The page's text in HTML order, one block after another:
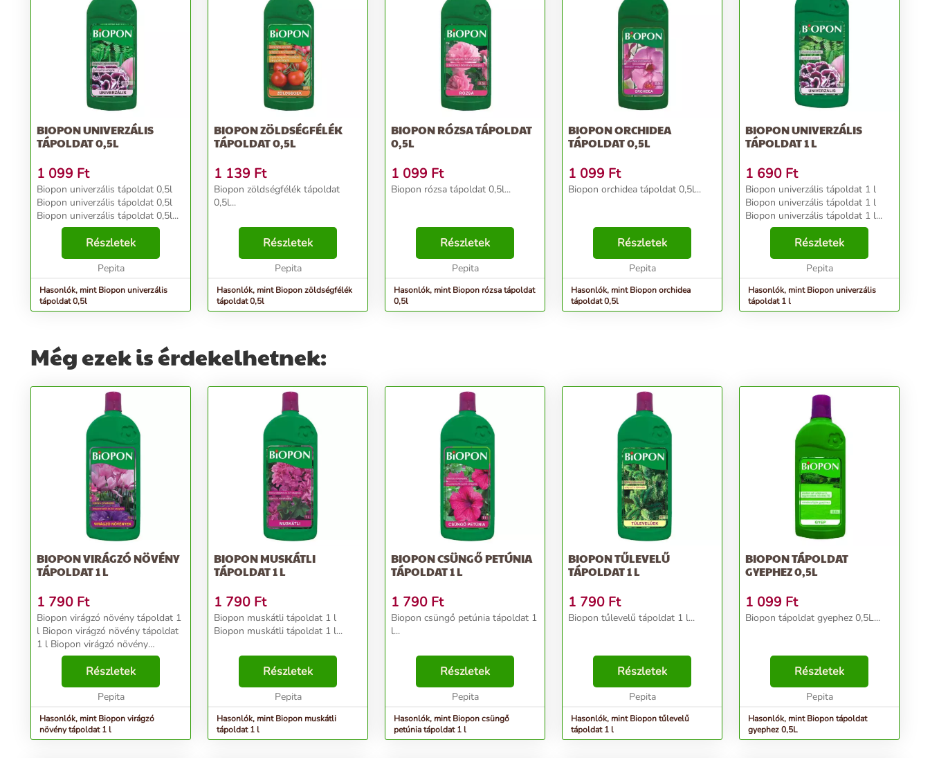
BIOPON UNIVERZÁLIS
TÁPOLDAT 0,5L
1 099 Ft
Biopon univerzális tápoldat 0,5l
Biopon univerzális tápoldat 0,5l
Biopon univerzális tápoldat 0,5l...
Részletek
Pepita
Hasonlók, mint Biopon univerzális
tápoldat 0,5l
BIOPON ZÖLDSÉGFÉLÉK
TÁPOLDAT 0,5L
1 139 Ft
Biopon zöldségfélék tápoldat
0,5l...
Részletek
Pepita
Hasonlók, mint Biopon zöldségfélék
tápoldat 0,5l
BIOPON RÓZSA TÁPOLDAT
0,5L
1 099 Ft
Biopon rózsa tápoldat 0,5l...
Részletek
Pepita
Hasonlók, mint Biopon rózsa tápoldat
0,5l
BIOPON ORCHIDEA
TÁPOLDAT 0,5L
1 099 Ft
Biopon orchidea tápoldat 0,5l...
Részletek
Pepita
Hasonlók, mint Biopon orchidea
tápoldat 0,5l
BIOPON UNIVERZÁLIS
TÁPOLDAT 1 L
1 690 Ft
Biopon univerzális tápoldat 1 l
Biopon univerzális tápoldat 1 l
Biopon univerzális tápoldat 1 l...
Részletek
Pepita
Hasonlók, mint Biopon univerzális
tápoldat 1 l
Még ezek is érdekelhetnek:
BIOPON VIRÁGZÓ NÖVÉNY
TÁPOLDAT 1 L
1 790 Ft
Biopon virágzó növény tápoldat 1
l Biopon virágzó növény tápoldat
1 l Biopon virágzó növény
tápoldat 1 l Biopon virágzó
növény tápoldat 1 l Biopon
virágzó növény tápoldat 1 l...
Részletek
Pepita
Hasonlók, mint Biopon virágzó
növény tápoldat 1 l
BIOPON MUSKÁTLI
TÁPOLDAT 1 L
1 790 Ft
Biopon muskátli tápoldat 1 l
Biopon muskátli tápoldat 1 l...
Részletek
Pepita
Hasonlók, mint Biopon muskátli
tápoldat 1 l
BIOPON CSÜNGŐ PETÚNIA
TÁPOLDAT 1 L
1 790 Ft
Biopon csüngő petúnia tápoldat 1
l...
Részletek
Pepita
Hasonlók, mint Biopon csüngő
petúnia tápoldat 1 l
BIOPON TŰLEVELŰ
TÁPOLDAT 1 L
1 790 Ft
Biopon tűlevelű tápoldat 1 l...
Részletek
Pepita
Hasonlók, mint Biopon tűlevelű
tápoldat 1 l
BIOPON TÁPOLDAT
GYEPHEZ 0,5L
1 099 Ft
Biopon tápoldat gyephez 0,5L...
Részletek
Pepita
Hasonlók, mint Biopon tápoldat
gyephez 0,5L